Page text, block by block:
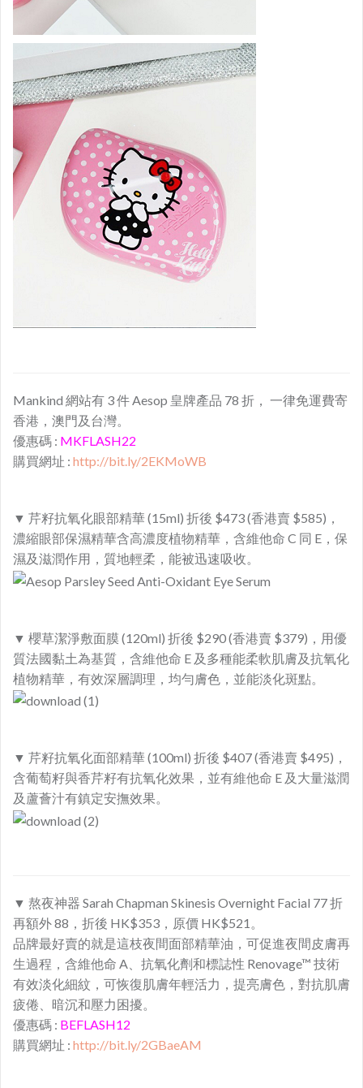
Mankind 網站有 3 件 Aesop 皇牌產品 78 折， 一律免運費寄
香港，澳門及台灣。
優惠碼 : MKFLASH22
購買網址 : http://bit.ly/2EKMoWB
▼ 芹籽抗氧化眼部精華 (15ml) 折後 $473 (香港賣 $585)，
濃縮眼部保濕精華含高濃度植物精華，含維他命 C 同 E，保
濕及滋潤作用，質地輕柔，能被迅速吸收。
▼ 櫻草潔淨敷面膜 (120ml) 折後 $290 (香港賣 $379)，用優
質法國黏土為基質，含維他命 E 及多種能柔軟肌膚及抗氧化
植物精華，有效深層調理，均勻膚色，並能淡化斑點。
▼ 芹籽抗氧化面部精華 (100ml) 折後 $407 (香港賣 $495)，
含葡萄籽與香芹籽有抗氧化效果，並有維他命 E 及大量滋潤
及蘆薈汁有鎮定安撫效果。
▼ 熬夜神器 Sarah Chapman Skinesis Overnight Facial 77 折
再額外 88，折後 HK$353 ，原價 HK$521。
品牌最好賣的就是這枝夜間面部精華油，可促進夜間皮膚再
生過程，含維他命 A、抗氧化劑和標誌性 Renovage™ 技術
有效淡化細紋，可恢復肌膚年輕活力，提亮膚色，對抗肌膚
疲倦、暗沉和壓力困擾。
優惠碼 : BEFLASH12
購買網址 : http://bit.ly/2GBaeAM